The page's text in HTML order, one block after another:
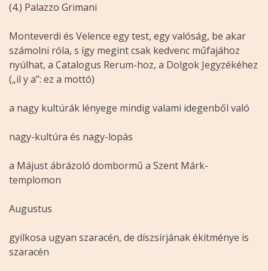
(4.) Palazzo Grimani
Monteverdi és Velence egy test, egy valóság, be akar
számolni róla, s így megint csak kedvenc műfajához
nyúlhat, a Catalogus Rerum-hoz, a Dolgok Jegyzékéhez
(„il y a”: ez a mottó)
a nagy kultúrák lényege mindig valami idegenből való
nagy-kultúra és nagy-lopás
a Májust ábrázoló dombormű a Szent Márk-
templomon
Augustus
gyilkosa ugyan szaracén, de díszsírjának ékítménye is
szaracén